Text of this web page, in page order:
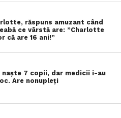
răspuns amuzant când
ce vârstă are: ”Charlotte
că are 16 ani!”
naște 7 copii, dar medicii i-au
Are nonupleți